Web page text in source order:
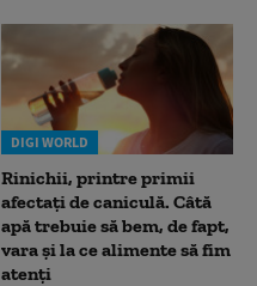
DIGI WORLD
Rinichii, printre primii
afectați de caniculă. Câtă
apă trebuie să bem, de fapt,
vara și la ce alimente să fim
atenți